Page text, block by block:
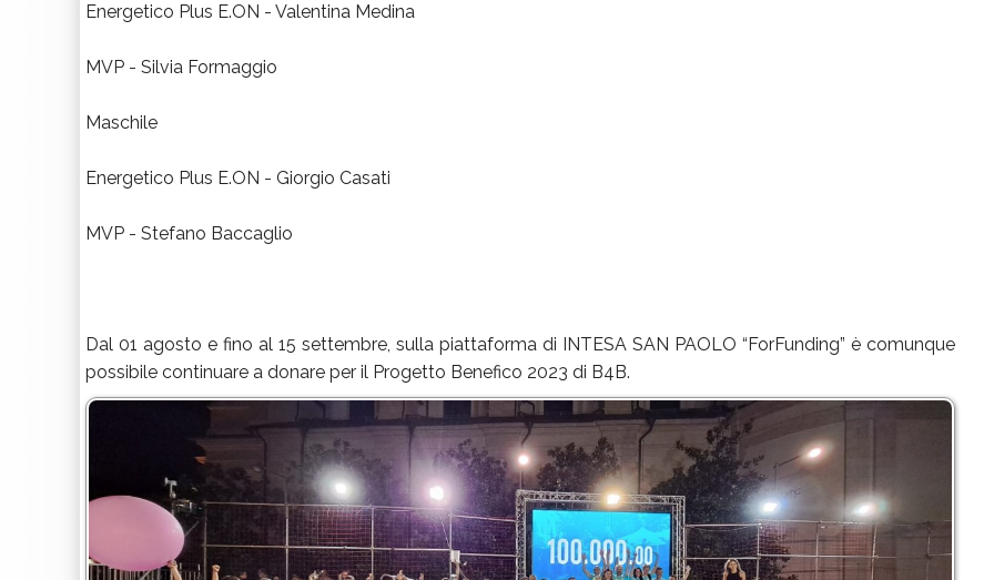
Energetico Plus E.ON - Valentina Medina
MVP - Silvia Formaggio
Maschile
Energetico Plus E.ON - Giorgio Casati
MVP - Stefano Baccaglio
Dal 01 agosto e fino al 15 settembre, sulla piattaforma di INTESA SAN PAOLO “ForFunding” è comunque
possibile continuare a donare per il Progetto Benefico 2023 di B4B.